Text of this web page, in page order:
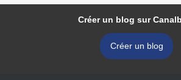
Créer un blog sur
Créer un blog